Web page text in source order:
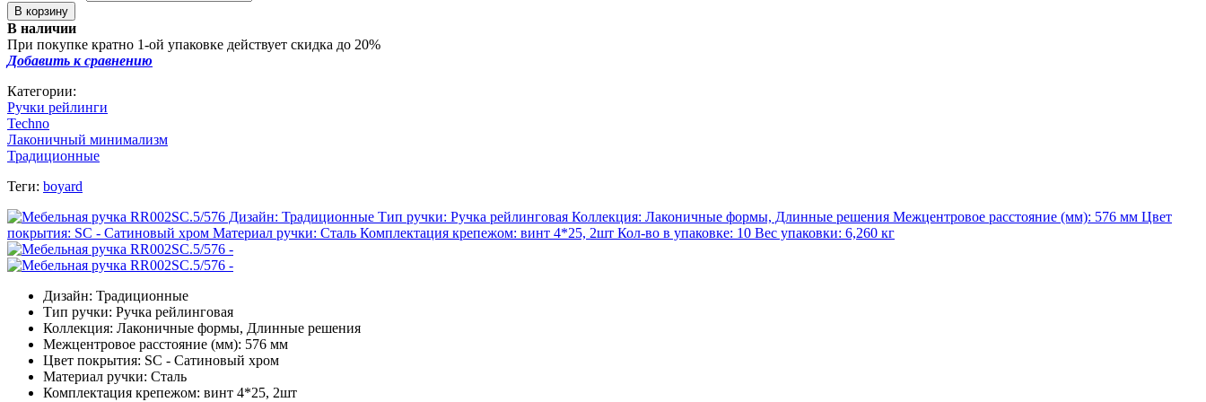
В наличии
При покупке кратно 1-ой упаковке действует скидка до 20%
Добавить к сравнению
Категории:
Ручки рейлинги
Techno
Лаконичный минимализм
Традиционные
Теги: boyard
Дизайн: Традиционные
Тип ручки: Ручка рейлинговая
Коллекция: Лаконичные формы, Длинные решения
Межцентровое расстояние (мм): 576 мм
Цвет покрытия: SC - Сатиновый хром
Материал ручки: Сталь
Комплектация крепежом: винт 4*25, 2шт